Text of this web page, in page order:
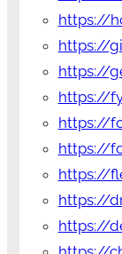
https://
https://
https://
https://
https://
https://
https://
https://
https://